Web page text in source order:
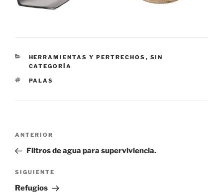
CATEGORÍAS
HERRAMIENTAS Y PERTRECHOS , SIN
CATEGORÍA
ETIQUETAS
PALAS
Navegación
entradas
Entrada
anterior:
ANTERIOR
Filtros de agua para superviviencia.
Siguiente
entrada
SIGUIENTE
Refugios